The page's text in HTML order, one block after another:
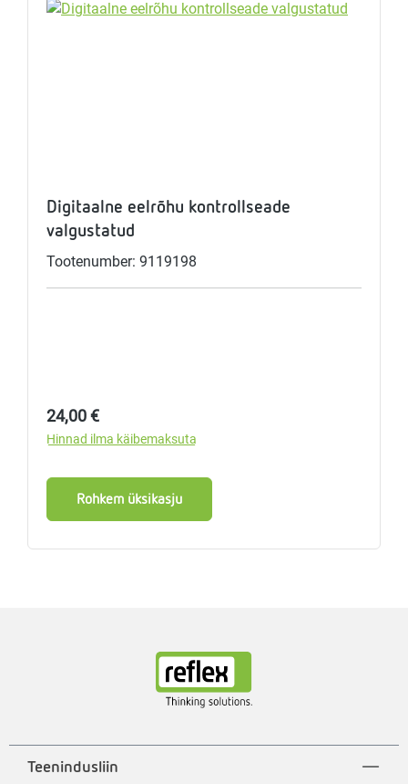
Digitaalne eelrõhu kontrollseade
valgustatud
Tootenumber: 9119198
Tavahind:
24,00 €
Hinnad ilma käibemaksuta
Rohkem üksikasju
Teenindusliin